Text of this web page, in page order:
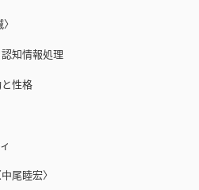
知情報処理
性格
尾睦宏〉